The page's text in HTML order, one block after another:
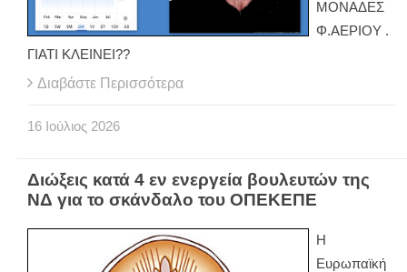
ΜΟΝΑΔΕΣ
Φ.ΑΕΡΙΟΥ .
ΓΙΑΤΙ ΚΛΕΙΝΕΙ??
Διαβάστε Περισσότερα
16 Ιούλιος 2026
Διώξεις κατά 4 εν ενεργεία βουλευτών της
ΝΔ για το σκάνδαλο του ΟΠΕΚΕΠΕ
Η
Ευρωπαϊκή